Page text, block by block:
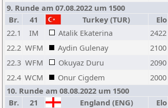
9. Runde am 07.08.2022 um 1500
Br.
41 Turkey (TUR) Elo
22.1
IM Atalik Ekaterina 2422
22.2 WFM Aydin Gulenay 2100
22.3 WFM Okuyaz Duru 2090
22.4 WCM Onur Cigdem 2000
10. Runde am 08.08.2022 um 1500
Br.
21 England (ENG) Elo